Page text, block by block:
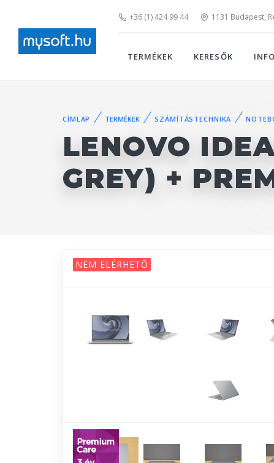
+36 (1) 424 99 44 1131 Budapest,
TERMÉKEK KERESŐK
CÍMLAP TERMÉKEK SZÁMÍTÁSTECHNIKA
LENOVO
GREY) +
NEM ELÉRHETŐ